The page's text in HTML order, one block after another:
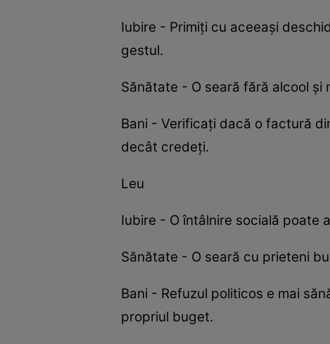
Iubire - Primiți cu aceeași
gestul.
Sănătate - O seară fără alcool
Bani - Verificați dacă o factură
decât credeți.
Leu
Iubire - O întâlnire socială poate
Sănătate - O seară cu prieteni
Bani - Refuzul politicos e mai
propriul buget.